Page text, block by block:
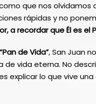
que nos olvidamos
rápidas y no
a recordar que Él es el
“Pan de Vida”, San Juan
de vida eterna. No
explicar lo que vive